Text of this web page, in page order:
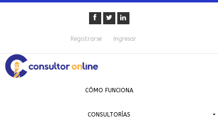
Registrarse Ingresar
CÓMO FUNCIONA
CONSULTORÍAS